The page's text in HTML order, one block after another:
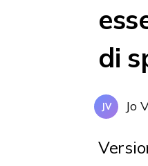
di
JV Jo